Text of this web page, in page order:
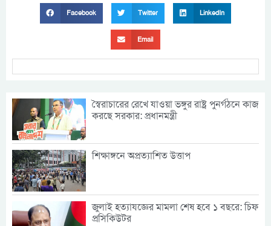
Facebook Twitter LinkedIn
Email
স্বৈরাচারের রেখে যাওয়া ভঙ্গুর রাষ্ট্র পুনর্গঠনে কাজ
করছে সরকার: প্রধানমন্ত্রী
শিক্ষাঙ্গনে অপ্রত্যাশিত উত্তাপ
জুলাই হত্যাযজ্ঞের মামলা শেষ হবে ১ বছরে: চিফ
প্রসিকিউটর